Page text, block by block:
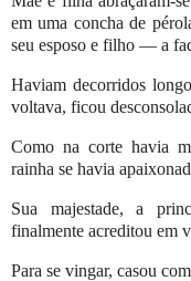
em uma concha de
seu esposo e filho — a
Haviam decorridos
voltava, ficou
Como na corte havia
rainha se havia
Sua majestade, a
finalmente acreditou em
Para se vingar, casou